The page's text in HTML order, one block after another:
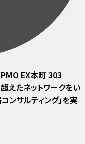
EX本町 303
えたネットワークをい
ンサルティング」を実